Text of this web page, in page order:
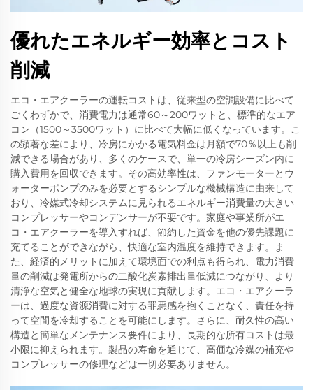
優れたエネルギー効率とコスト
削減
エコ・エアクーラーの運転コストは、従来型の空調設備に比べて
ごくわずかで、消費電力は通常60～200ワットと、標準的なエア
コン（1500～3500ワット）に比べて大幅に低くなっています。こ
の顕著な差により、冷房にかかる電気料金は月額で70％以上も削
減できる場合があり、多くのケースで、単一の冷房シーズン内に
購入費用を回収できます。その高効率性は、ファンモーターとウ
ォーターポンプのみを必要とするシンプルな機械構造に由来して
おり、冷媒式冷却システムに見られるエネルギー消費量の大きい
コンプレッサーやコンデンサーが不要です。家庭や事業所がエ
コ・エアクーラーを導入すれば、節約した資金を他の優先課題に
充てることができながら、快適な室内温度を維持できます。ま
た、経済的メリットに加えて環境面での利点も得られ、電力消費
量の削減は発電所からの二酸化炭素排出量低減につながり、より
清浄な空気と健全な地球の実現に貢献します。エコ・エアクーラ
ーは、過度な資源消費に対する罪悪感を抱くことなく、責任を持
って空間を冷却することを可能にします。さらに、耐久性の高い
構造と簡単なメンテナンス要件により、長期的な所有コストは最
小限に抑えられます。製品の寿命を通じて、高価な冷媒の補充や
コンプレッサーの修理などは一切必要ありません。